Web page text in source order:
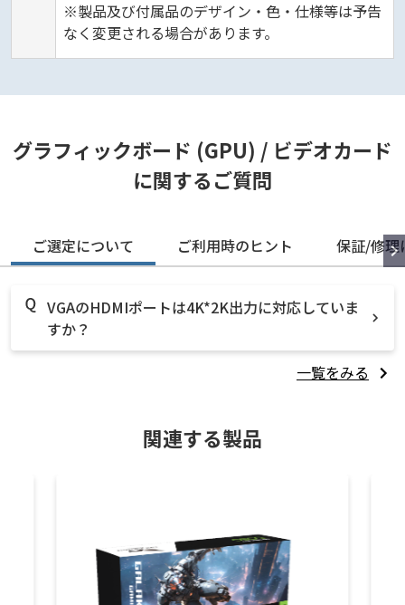
※製品及び付属品のデザイン・色・仕様等は予告
なく変更される場合があります。
グラフィックボード (GPU) / ビデオカード
に関するご質問
ご選定について ご利用時のヒント 保証/修理
VGAのHDMIポートは4K*2K出力に対応していま
すか？
一覧をみる
関連する製品